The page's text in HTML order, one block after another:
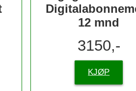
12 mnd
3150,-
KJØP